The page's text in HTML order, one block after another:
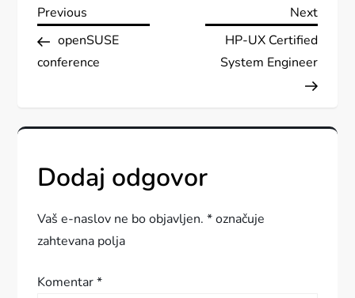
N
a
i
g
a
c
i
Previous
Post
Previous
openSUSE
conference
Next
Post
Next
HP-UX Certified
System Engineer
Dodaj odgovor
Vaš e-naslov ne bo objavljen. *označuje
zahtevana polja
Komentar*